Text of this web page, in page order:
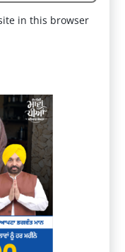
in this browser